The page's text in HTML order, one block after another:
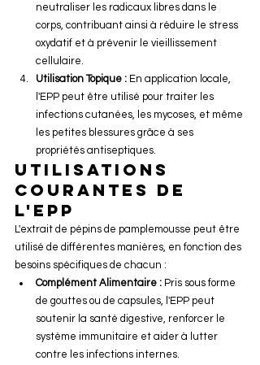
neutraliser les radicaux libres dans le
corps, contribuant ainsi à réduire le stress
oxydatif et à prévenir le vieillissement
cellulaire.
Utilisation Topique : En application locale,
l'EPP peut être utilisé pour traiter les
infections cutanées, les mycoses, et même
les petites blessures grâce à ses
propriétés antiseptiques.
Utilisations
Courantes de
l'EPP
L'extrait de pépins de pamplemousse peut être
utilisé de différentes manières, en fonction des
besoins spécifiques de chacun :
Complément Alimentaire : Pris sous forme
de gouttes ou de capsules, l'EPP peut
soutenir la santé digestive, renforcer le
système immunitaire et aider à lutter
contre les infections internes.